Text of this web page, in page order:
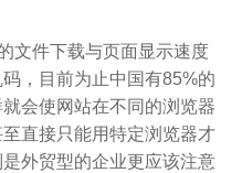
文件下载与页面显示速度
，目前为止中国有85%的
会使网站在不同的浏览器
直接只能用特定浏览器才
外贸型的企业更应该注意